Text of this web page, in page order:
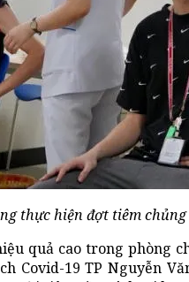
thực hiện đợt tiêm
quả cao trong phòng
Covid-19 TP Nguyễn